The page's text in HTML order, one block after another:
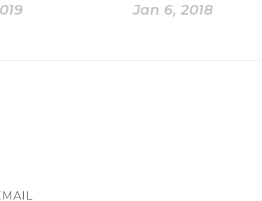
Jan 6, 2018